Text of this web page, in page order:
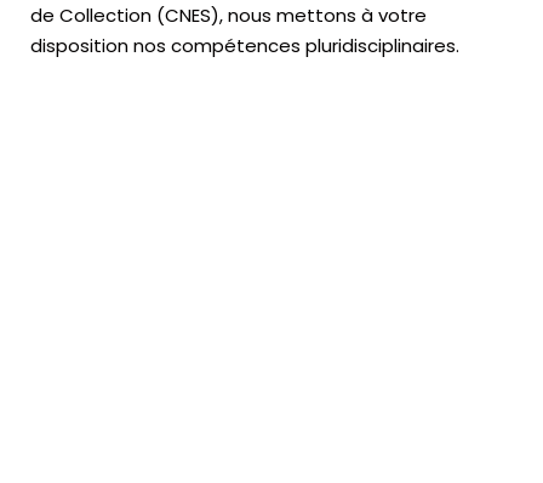
de Collection (CNES),nous mettons à votre
disposition nos compétences pluridisciplinaires.